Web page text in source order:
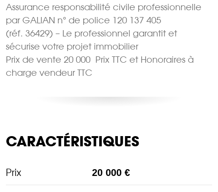
Assurance responsabilité civile professionnelle
par GALIAN n° de police 120 137 405
(réf. 36429) – Le professionnel garantit et
sécurise votre projet immobilier
Prix de vente 20 000  Prix TTC et Honoraires à
charge vendeur TTC
CARACTÉRISTIQUES
Prix 20 000 €